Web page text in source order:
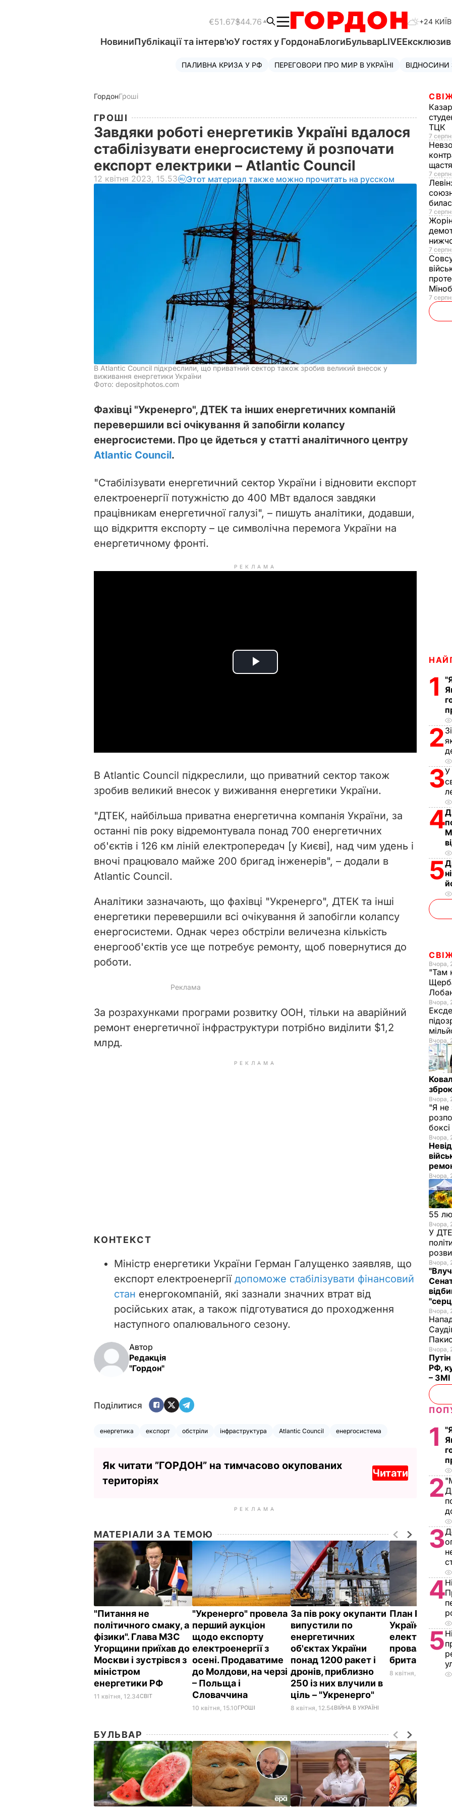
€51.67$44.76 +24 КИЇВ
НовиниПублікації та інтерв'юУ гостях у ГордонаБлогиБульварLIVEЕксклюзив
ПАЛИВНА КРИЗА У РФ ПЕРЕГОВОРИ ПРО МИР В УКРАЇНІ
ГордонГроші
ГРОШІ
Завдяки роботі енергетиків Україні вдалося
стабілізувати енергосистему й розпочати
експорт електрики – Atlantic Council
12 квітня 2023, 15.53 Этот материал также можно прочитать на русском
В Atlantic Council підкреслили, що приватний сектор також зробив великий внесок у
виживання енергетики України
Фото: depositphotos.com
Фахівці "Укренерго", ДТЕК та інших енергетичних компаній
перевершили всі очікування й запобігли колапсу
енергосистеми. Про це йдеться у статті аналітичного центру
Atlantic Council.
"Стабілізувати енергетичний сектор України і відновити експорт
електроенергії потужністю до 400 МВт вдалося завдяки
працівникам енергетичної галузі", – пишуть аналітики, додавши,
що відкриття експорту – це символічна перемога України на
енергетичному фронті.
РЕКЛАМА
P
i
d
e
o
В Atlantic Council підкреслили, що приватний сектор також
зробив великий внесок у виживання енергетики України.
"ДТЕК, найбільша приватна енергетична компанія України, за
останні пів року відремонтувала понад 700 енергетичних
об'єктів і 126 км ліній електропередач [у Києві], над чим удень і
вночі працювало майже 200 бригад інженерів", – додали в
Atlantic Council.
Аналітики зазначають, що фахівці "Укренерго", ДТЕК та інші
енергетики перевершили всі очікування й запобігли колапсу
енергосистеми. Однак через обстріли величезна кількість
енергооб'єктів усе ще потребує ремонту, щоб повернутися до
роботи.
За розрахунками програми розвитку ООН, тільки на аварійний
ремонт енергетичної інфраструктури потрібно виділити $1,2
млрд.
РЕКЛАМА
КОНТЕКСТ
Міністр енергетики України Герман Галущенко заявляв, що
експорт електроенергії допоможе стабілізувати фінансовий
стан енергокомпаній, які зазнали значних втрат від
російських атак, а також підготуватися до проходження
наступного опалювального сезону.
Автор
Редакція
"Гордон"
Поділитися
енергетика експорт обстріли інфраструктура Atlantic Council енергосистема
Як читати ”ГОРДОН” на тимчасово окупованих
територіях
Читати
РЕКЛАМА
МАТЕРІАЛИ ЗА ТЕМОЮ
"Питання не
політичного смаку, а
фізики". Глава МЗС
Угорщини приїхав до
Москви і зустрівся з
міністром
енергетики РФ
11 квітня, 12.34СВІТ
"Укренерго" провела
перший аукціон
щодо експорту
електроенергії з
осені. Продаватиме
до Молдови, на черзі
– Польща і
Словаччина
10 квітня, 15.10ГРОШІ
За пів року окупанти
випустили по
енергетичних
об'єктах України
понад 1200 ракет і
дронів, приблизно
250 із них влучили в
ціль – "Укренерго"
8 квітня, 12.54ВІЙНА В УКРАЇНІ
План РФ
Україну
електрики
провалився –
британська
8 квітня, 09.27 ВІЙНА
БУЛЬВАР
ТЦК
7
щастя
7
Левін:
7
7
7
1
2
3У
4
5
Вчора,
"Там
Вчора,
Вчора,
Вчора,
"Я не
боксі
Вчора,
Вчора,
55
Вчора,
У
Вчора,
Вчора,
Вчора,
РФ,
– ЗМІ
1
2
3
4
5